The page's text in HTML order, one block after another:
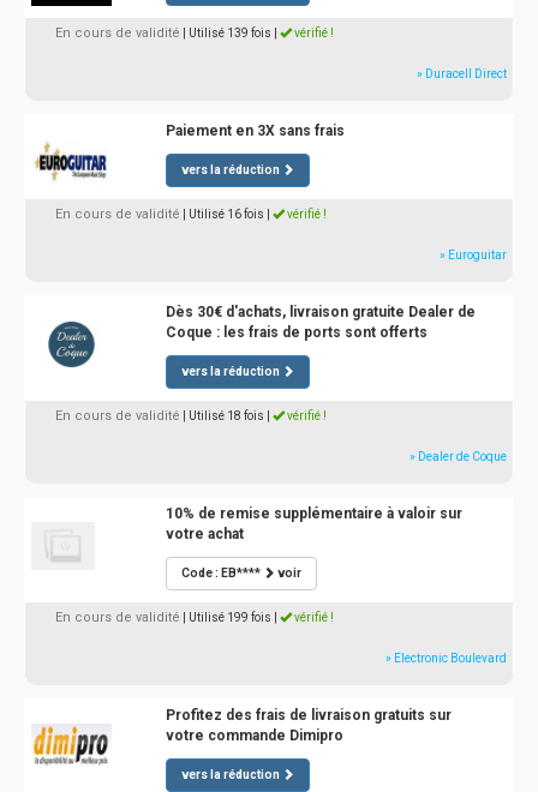
En cours de validité | Utilisé 139 fois vérifié !
» Duracell Direct
Paiement en 3X sans frais
vers la réduction
En cours de validité | Utilisé 16 fois vérifié !
» Euroguitar
Dès 30€ d'achats, livraison gratuite Dealer de
Coque : les frais de ports sont offerts
vers la réduction
En cours de validité | Utilisé 18 fois vérifié !
» Dealer de Coque
10% de remise supplémentaire à valoir sur
votre achat
Code : EB**** voir
En cours de validité | Utilisé 199 fois vérifié !
» Electronic Boulevard
Profitez des frais de livraison gratuits sur
votre commande Dimipro
vers la réduction